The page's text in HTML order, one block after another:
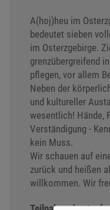
A(hoj)heu im
bedeutet sieben
im Osterzgebirge.
grenzübergreifend
pflegen, vor allem
Neben der
und kultureller
wesentlich! Hände,
Verständigung -
kein Muss.
Wir schauen auf
zurück und heißen
willkommen. Wir